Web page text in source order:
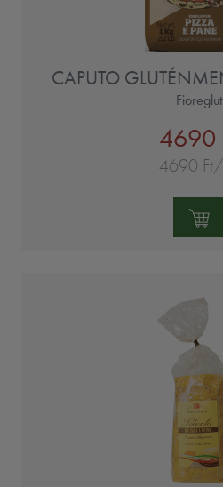
CAPUTO
Fioreglut
4690
4690